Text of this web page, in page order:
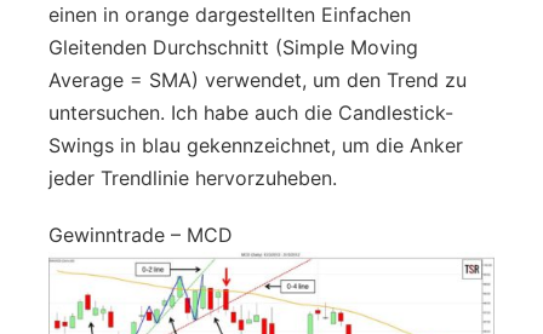
einen in orange dargestellten Einfachen
Gleitenden Durchschnitt (Simple Moving
Average = SMA) verwendet, um den Trend zu
untersuchen. Ich habe auch die Candlestick-
Swings in blau gekennzeichnet, um die Anker
jeder Trendlinie hervorzuheben.
Gewinntrade – MCD